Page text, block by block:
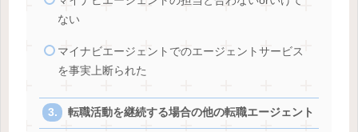
ない
マイナビエージェントでのエージェントサービス
を事実上断られた
転職活動を継続する場合の他の転職エージェント